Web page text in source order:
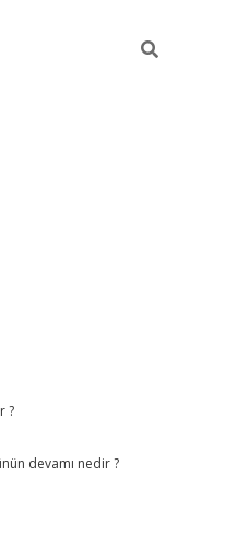
?
devamı nedir ?